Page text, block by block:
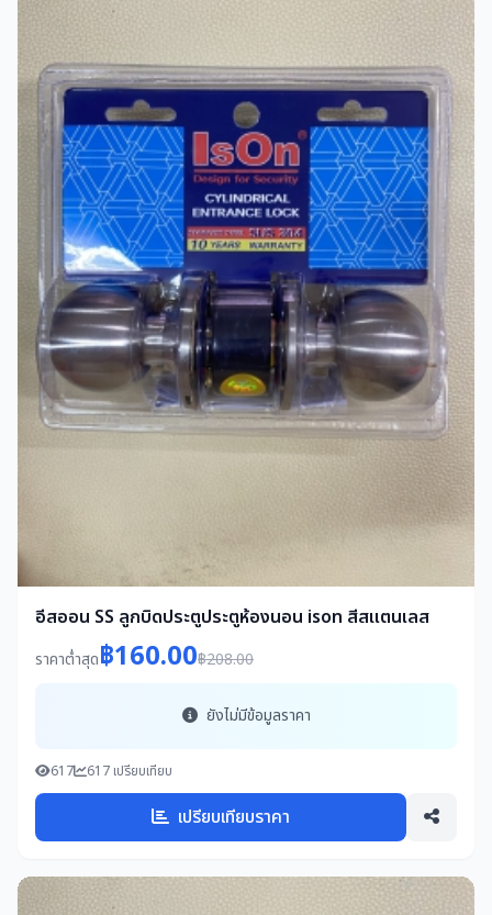
อีสออน SS ลูกบิดประตูประตูห้องนอน ison สีสแตนเลส
ราคาต่ำสุด฿160.00฿208.00
ยังไม่มีข้อมูลราคา
617 617 เปรียบเทียบ
เปรียบเทียบราคา